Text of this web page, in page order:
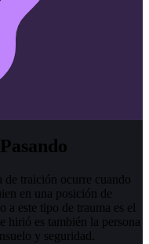
de traición ocurre cuando
en una posición de
a este tipo de trauma es el
hirió es también la persona
y seguridad.